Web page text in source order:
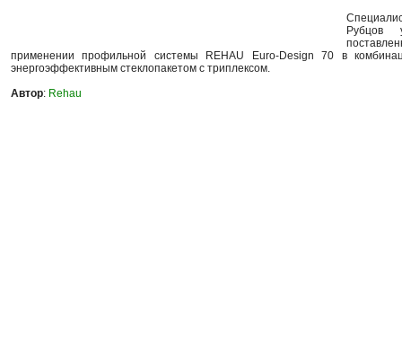
Рубцов
применении профильной системы REHAU Euro-Design 70 в
энергоэффективным стеклопакетом с триплексом.
Автор: Rehau